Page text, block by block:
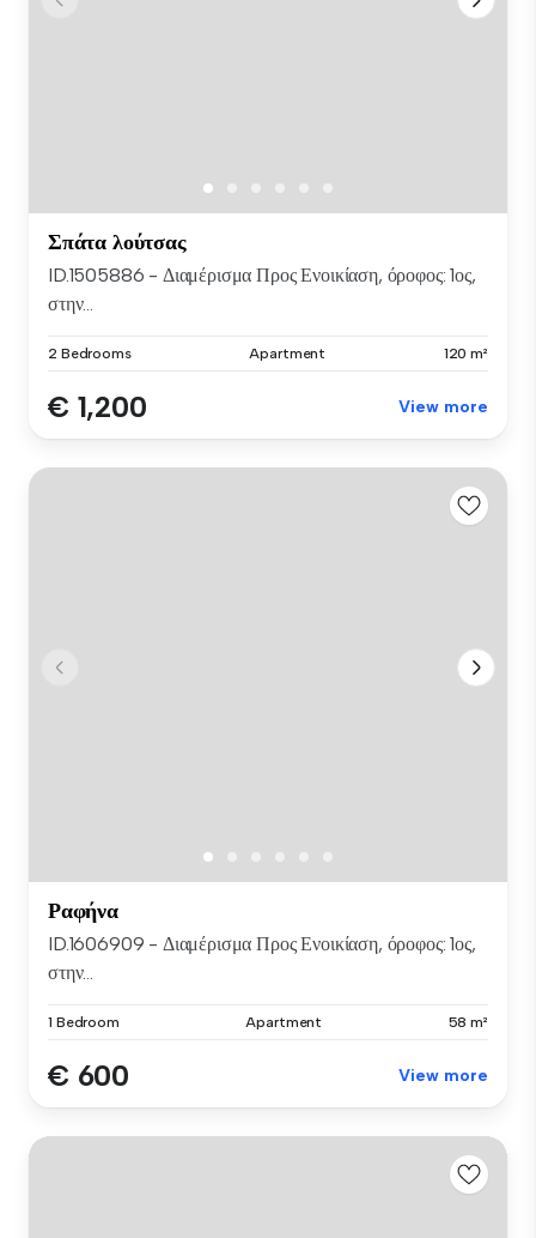
Σπάτα λούτσας
ID.1505886 - Διαμέρισμα Προς Ενοικίαση, όροφος: 1ος,
στην...
2 Bedrooms Apartment 120 m²
€ 1,200 View more
Ραφήνα
ID.1606909 - Διαμέρισμα Προς Ενοικίαση, όροφος: 1ος,
στην...
1 Bedroom Apartment 58 m²
€ 600 View more